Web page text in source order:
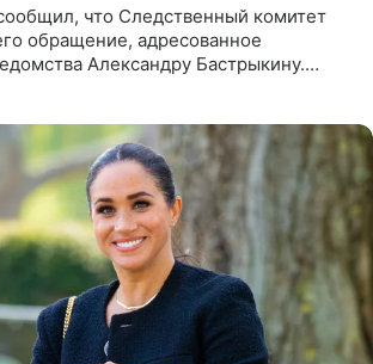
что Следственный комитет
обращение, адресованное
Александру Бастрыкину.